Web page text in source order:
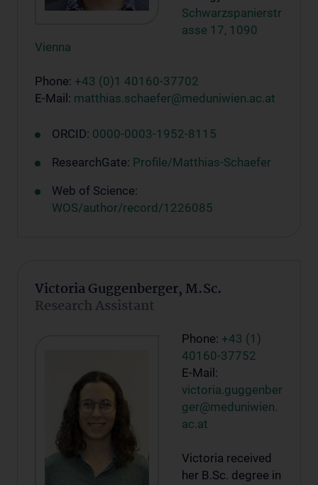
Schwarzspanierstr
asse 17, 1090
Vienna
Phone: +43 (0)1 40160-37702
E-Mail: matthias.schaefer@meduniwien.ac.at
ORCID: 0000-0003-1952-8115
ResearchGate: Profile/Matthias-Schaefer
Web of Science:
WOS/author/record/1226085
Victoria Guggenberger, M.Sc.
Research Assistant
Phone: +43 (1)
40160-37752
E-Mail:
victoria.guggenber
ger@meduniwien.
ac.at
Victoria received
her B.Sc. degree in